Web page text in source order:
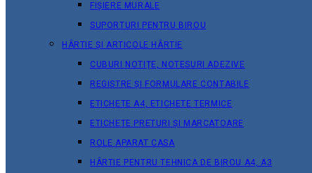
FIȘIERE MURALE
SUPORTURI PENTRU BIROU
HÂRTIE ȘI ARTICOLE HÂRTIE
CUBURI NOTIȚE, NOTESURI ADEZIVE
REGISTRE ȘI FORMULARE CONTABILE
ETICHETE A4, ETICHETE TERMICE
ETICHETE PRETURI ȘI MARCATOARE
ROLE APARAT CASA
HÂRTIE PENTRU TEHNICA DE BIROU A4, A3